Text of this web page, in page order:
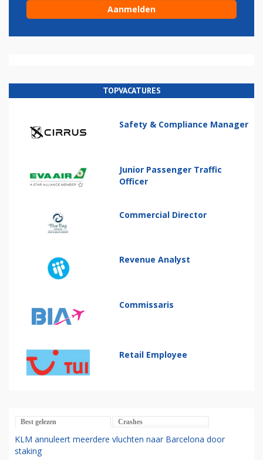
TOPVACATURES
Safety & Compliance Manager
Junior Passenger Traffic
Officer
Commercial Director
Revenue Analyst
Commissaris
Retail Employee
Best gelezen Crashes
KLM annuleert meerdere vluchten naar Barcelona door
staking